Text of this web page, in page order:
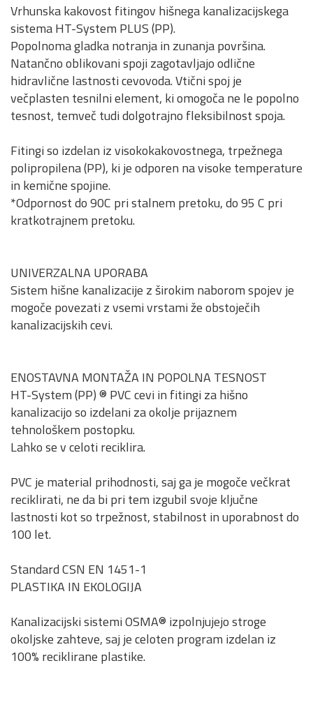
Vrhunska kakovost fitingov hišnega kanalizacijskega
sistema HT-System PLUS (PP).
Popolnoma gladka notranja in zunanja površina.
Natančno oblikovani spoji zagotavljajo odlične
hidravlične lastnosti cevovoda. Vtični spoj je
večplasten tesnilni element, ki omogoča ne le popolno
tesnost, temveč tudi dolgotrajno fleksibilnost spoja.
Fitingi so izdelan iz visokokakovostnega, trpežnega
polipropilena (PP), ki je odporen na visoke temperature
in kemične spojine.
*Odpornost do 90C pri stalnem pretoku, do 95 C pri
kratkotrajnem pretoku.
UNIVERZALNA UPORABA
Sistem hišne kanalizacije z širokim naborom spojev je
mogoče povezati z vsemi vrstami že obstoječih
kanalizacijskih cevi.
ENOSTAVNA MONTAŽA IN POPOLNA TESNOST
HT-System (PP) ® PVC cevi in fitingi za hišno
kanalizacijo so izdelani za okolje prijaznem
tehnološkem postopku.
Lahko se v celoti reciklira.
PVC je material prihodnosti, saj ga je mogoče večkrat
reciklirati, ne da bi pri tem izgubil svoje ključne
lastnosti kot so trpežnost, stabilnost in uporabnost do
100 let.
Standard CSN EN 1451-1
PLASTIKA IN EKOLOGIJA
Kanalizacijski sistemi OSMA® izpolnjujejo stroge
okoljske zahteve, saj je celoten program izdelan iz
100% reciklirane plastike.